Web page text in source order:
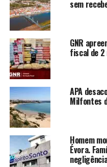
sem
GNR
fiscal de 2
APA
Milfontes
Homem
Évora.